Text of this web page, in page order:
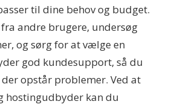
til dine behov og budget.
andre brugere, undersøg
og sørg for at vælge en
god kundesupport, så du
opstår problemer. Ved at
hostingudbyder kan du